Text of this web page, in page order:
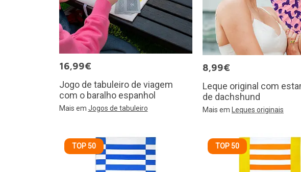
16,99€
Jogo de tabuleiro de viagem
com o baralho espanhol
Mais em Jogos de tabuleiro
8,99€
Leque original com
de dachshund
Mais em Leques originais
TOP 50 TOP 50